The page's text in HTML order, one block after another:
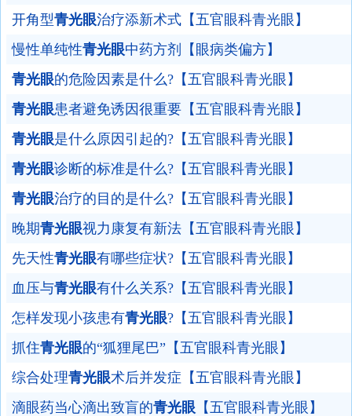
开角型青光眼治疗添新术式【五官眼科青光眼】
慢性单纯性青光眼中药方剂【眼病类偏方】
青光眼的危险因素是什么?【五官眼科青光眼】
青光眼患者避免诱因很重要【五官眼科青光眼】
青光眼是什么原因引起的?【五官眼科青光眼】
青光眼诊断的标准是什么?【五官眼科青光眼】
青光眼治疗的目的是什么?【五官眼科青光眼】
晚期青光眼视力康复有新法【五官眼科青光眼】
先天性青光眼有哪些症状?【五官眼科青光眼】
血压与青光眼有什么关系?【五官眼科青光眼】
怎样发现小孩患有青光眼?【五官眼科青光眼】
抓住青光眼的“狐狸尾巴”【五官眼科青光眼】
综合处理青光眼术后并发症【五官眼科青光眼】
滴眼药当心滴出致盲的青光眼 【五官眼科青光眼】